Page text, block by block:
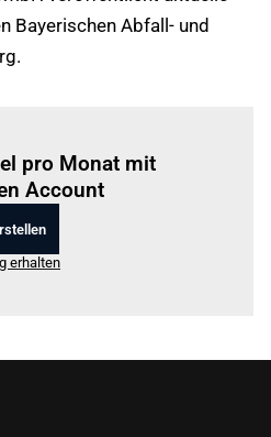
Bayerischen Abfall- und
pro Monat mit
Account
erhalten